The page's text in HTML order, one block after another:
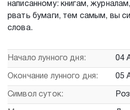
написанному: книгам,
рвать бумаги, тем самым, вы
слова.
Начало лунного дня: 04
Окончание лунного дня: 05
Символ суток: